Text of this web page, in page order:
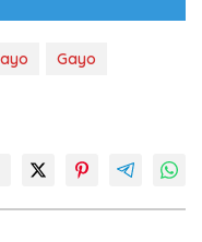
Gayo